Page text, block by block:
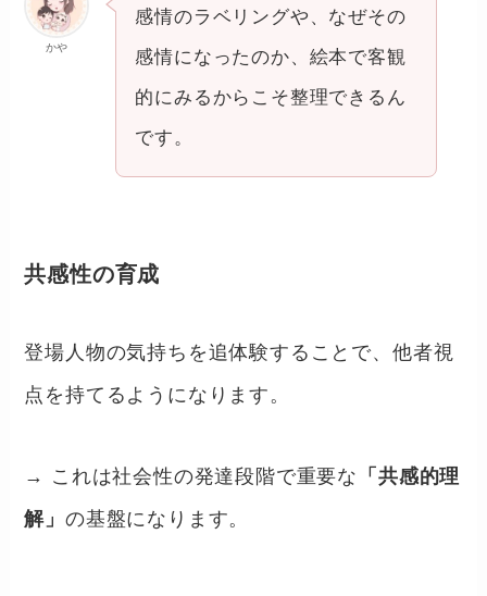
かや
感情のラベリングや、なぜその
感情になったのか、絵本で客観
的にみるからこそ整理できるん
です。
共感性の育成
登場人物の気持ちを追体験することで、他者視
点を持てるようになります。
→ これは社会性の発達段階で重要な 「共感的理
解」の基盤になります。